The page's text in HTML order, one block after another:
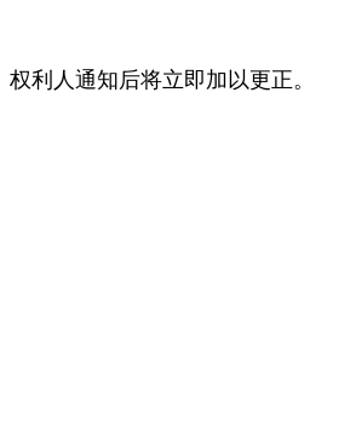
权利人通知后将立即加以更正。